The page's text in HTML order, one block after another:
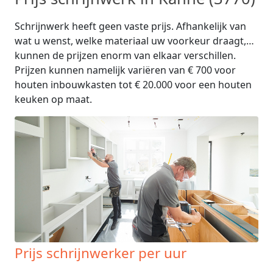
Schrijnwerk heeft geen vaste prijs. Afhankelijk van
wat u wenst, welke materiaal uw voorkeur draagt,…
kunnen de prijzen enorm van elkaar verschillen.
Prijzen kunnen namelijk variëren van € 700 voor
houten inbouwkasten tot € 20.000 voor een houten
keuken op maat.
Prijs schrijnwerker per uur